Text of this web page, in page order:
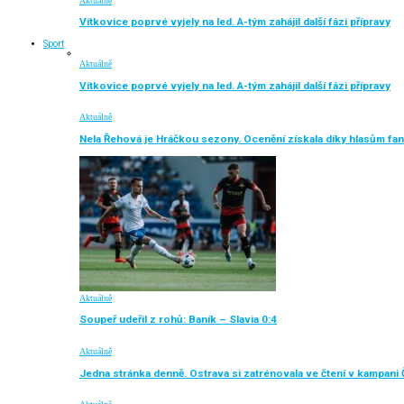
Vítkovice poprvé vyjely na led. A-tým zahájil další fázi přípravy
Sport
Aktuálně
Vítkovice poprvé vyjely na led. A-tým zahájil další fázi přípravy
Aktuálně
Nela Řehová je Hráčkou sezony. Ocenění získala díky hlasům
Aktuálně
Soupeř udeřil z rohů: Baník – Slavia 0:4
Aktuálně
Jedna stránka denně. Ostrava si zatrénovala ve čtení v kampani